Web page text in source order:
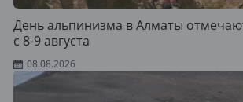
День альпинизма в Алматы
с 8-9 августа
08.08.2026